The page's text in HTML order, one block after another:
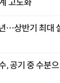
고도화”
…상반기 최대
, 공기 중 수분